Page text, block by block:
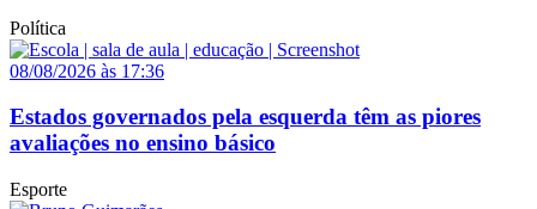
Política
08/08/2026 às 17:36
Estados governados pela esquerda têm as piores
avaliações no ensino básico
Esporte